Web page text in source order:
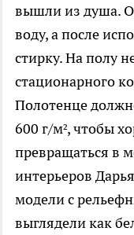
вышли из душа.
воду, а после
стирку. На полу
стационарного
Полотенце
600 г/м², чтобы
превращаться в
интерьеров
модели с
выглядели как